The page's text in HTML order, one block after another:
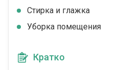
Стирка и глажка
Уборка помещения
Кратко